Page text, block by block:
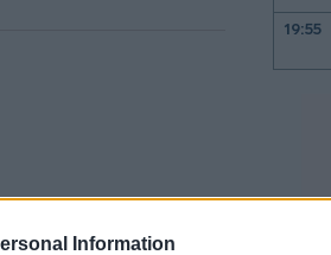
Information
19:55